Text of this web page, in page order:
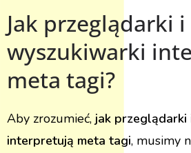
Jak przeglądarki i
wyszukiwarki
meta tagi?
Aby zrozumieć, jak
interpretują meta tagi, musimy